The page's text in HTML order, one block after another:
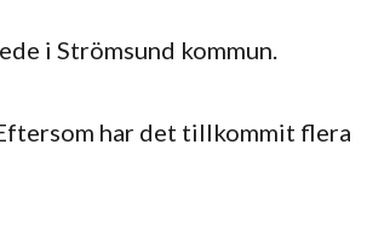
i Strömsund kommun.
har det tillkommit flera